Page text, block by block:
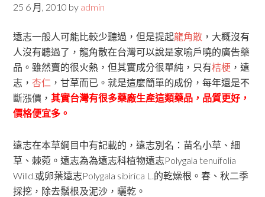
25 6 月, 2010 by admin
遠志一般人可能比較少聽過，但是提起龍角散 ，大概沒有
人沒有聽過了，龍角散在台灣可以說是家喻戶曉的廣告藥
品。雖然賣的很火熱，但其實成分很單純，只有桔梗 ，遠
志，杏仁 ，甘草而已。就是這麼簡單的成份，每年還是不
斷漲價，其實台灣有很多藥廠生產這類藥品，品質更好，
價格便宜多。
遠志在本草綱目中有記載的，遠志別名：苗名小草、細
草、棘菀。遠志為為遠志科植物遠志Polygala tenuifolia
Willd.或卵葉遠志Polygala sibirica L.的乾燥根。春、秋二季
採挖，除去鬚根及泥沙，曬乾。